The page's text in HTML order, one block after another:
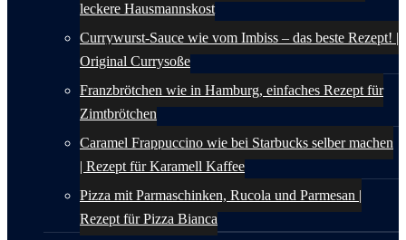
leckere Hausmannskost
Currywurst-Sauce wie vom Imbiss – das beste Rezept! |
Original Currysoße
Franzbrötchen wie in Hamburg, einfaches Rezept für
Zimtbrötchen
Caramel Frappuccino wie bei Starbucks selber machen
| Rezept für Karamell Kaffee
Pizza mit Parmaschinken, Rucola und Parmesan |
Rezept für Pizza Bianca